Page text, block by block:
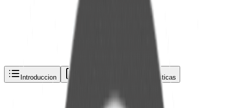
una cotizacion via
Email
Introduccion Caracteristicas